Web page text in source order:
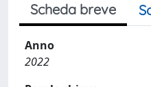
Scheda breve
Anno
2022